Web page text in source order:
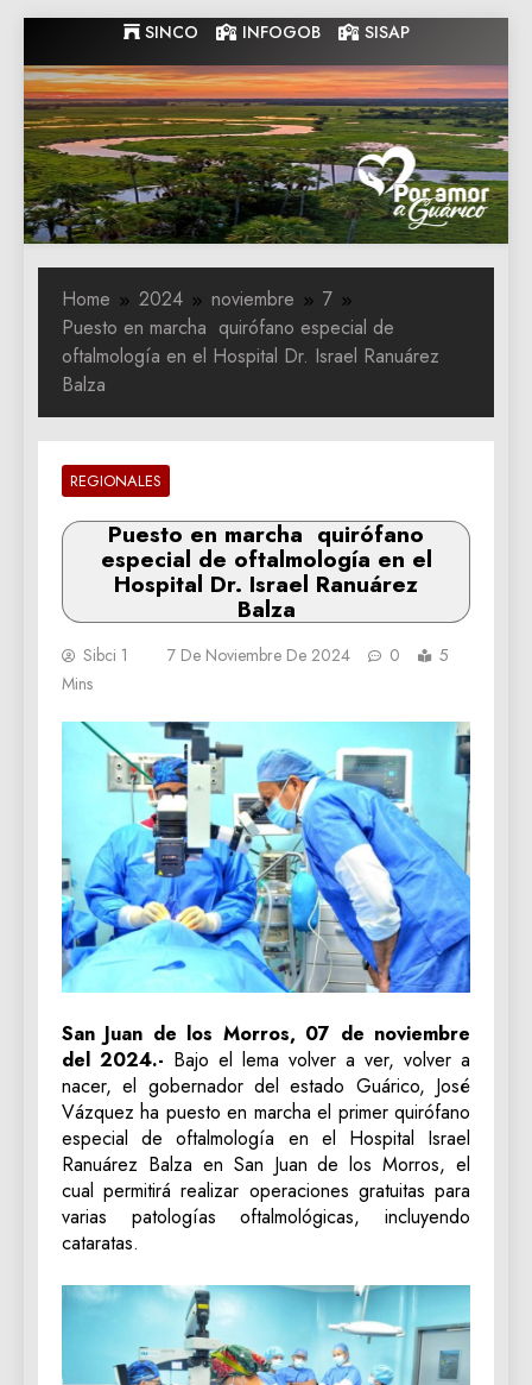
to
content
SINCO INFOGOB SISAP
Gobernacion
de Guarico
Gobernacion de Guarico
Home 2024 noviembre
7
Puesto en marcha quirófano especial de
oftalmología en el Hospital Dr. Israel Ranuárez
Balza
REGIONALES
Puesto en marcha quirófano
especial de oftalmología en el
Hospital Dr. Israel Ranuárez
Balza
Sibci 1 7 De Noviembre De 2024 0
5
Mins
San Juan de los Morros, 07 de noviembre
del 2024.- Bajo el lema volver a ver, volver a
nacer, el gobernador del estado Guárico, José
Vázquez ha puesto en marcha el primer quirófano
especial de oftalmología en el Hospital Israel
Ranuárez Balza en San Juan de los Morros, el
cual permitirá realizar operaciones gratuitas para
varias patologías oftalmológicas, incluyendo
cataratas.